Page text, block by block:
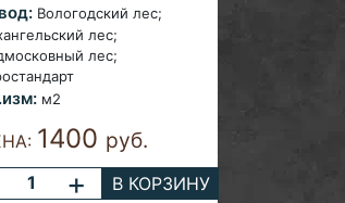
Вологодский лес;
лес;
лес;
м2
1400 руб.
+
В КОРЗИНУ